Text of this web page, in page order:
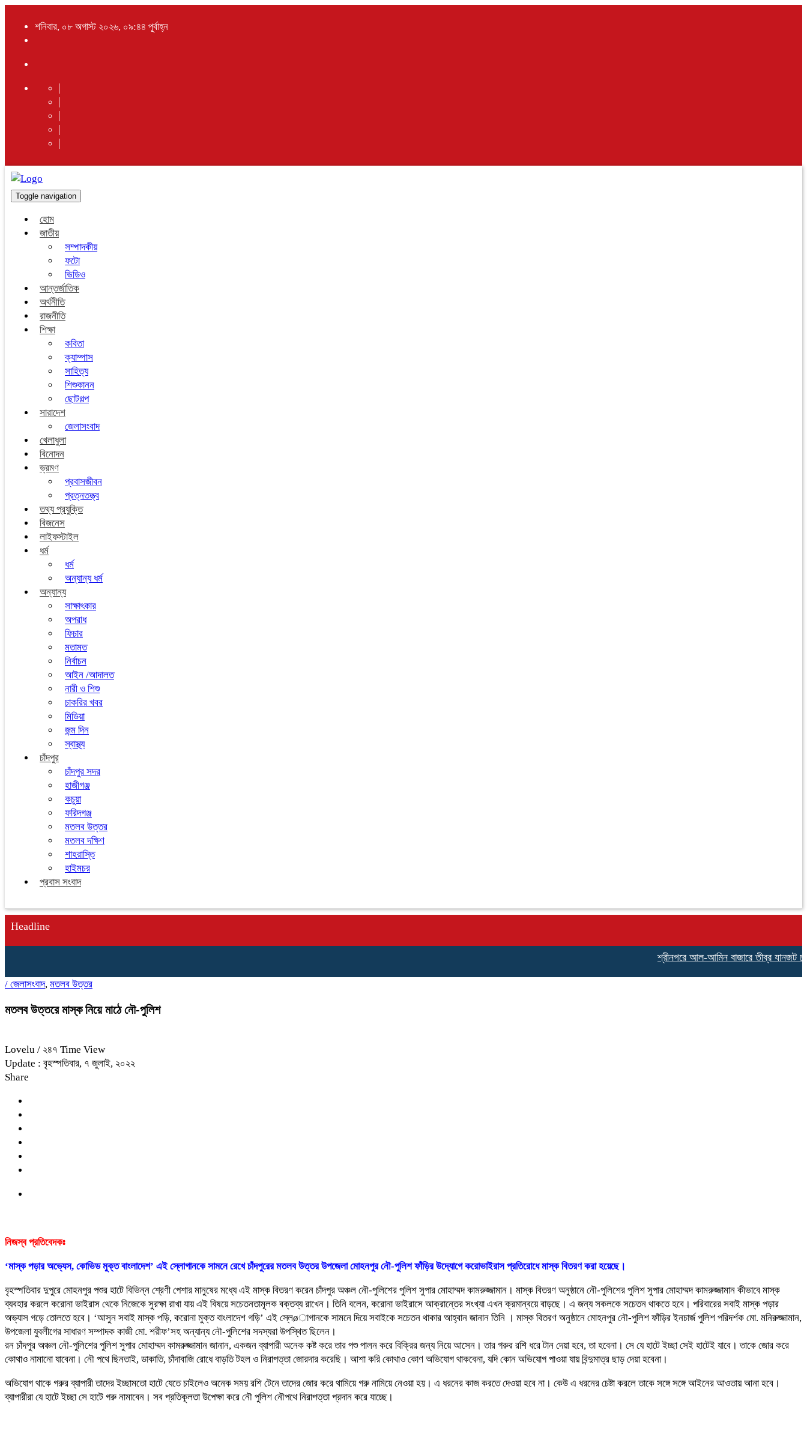
শনিবার, ০৮ অগাস্ট ২০২৬, ০৯:৪৪ পূর্বাহ্ন
Toggle navigation
হোম
জাতীয়
সম্পাদকীয়
ফটো
ভিডিও
আন্তর্জাতিক
অর্থনীতি
রাজনীতি
শিক্ষা
কবিতা
ক্যাম্পাস
সাহিত্য
শিশুকানন
ছোটগল্প
সারাদেশ
জেলাসংবাদ
খেলাধুলা
বিনোদন
ভ্রমণ
প্রবাসজীবন
প্রত্নতত্ত্ব
তথ্য প্রযুক্তি
বিজনেস
লাইফস্টাইল
ধর্ম
ধর্ম
অন্যান্য ধর্ম
অন্যান্য
সাক্ষাৎকার
অপরাধ
ফিচার
মতামত
নির্বাচন
আইন /আদালত
নারী ও শিশু
চাকরির খবর
মিডিয়া
জন্ম দিন
স্বাস্থ্য
চাঁদপুর
চাঁদপুর সদর
হাজীগঞ্জ
কচুয়া
ফরিদগঞ্জ
মতলব উত্তর
মতলব দক্ষিণ
শাহরাস্তি
হাইমচর
প্রবাস সংবাদ
Headline
শ্রীনগরে আল-আমিন বাজারে তীব্র যানজট চরম
/ জেলাসংবাদ, মতলব উত্তর
মতলব উত্তরে মাস্ক নিয়ে মাঠে নৌ-পুলিশ
Lovelu / ২৪৭ Time View
Update : বৃহস্পতিবার, ৭ জুলাই, ২০২২
Share
নিজস্ব প্রতিবেদকঃ
‘মাস্ক পড়ার অভ্যেস, কোভিড মুক্ত বাংলাদেশ’ এই স্লোগানকে সামনে রেখে চাঁদপুরের মতলব উত্তর উপজেলা মোহনপুর নৌ-পুলিশ ফাঁড়ির উদ্যোগে করোভাইরাস প্রতিরোধে মাস্ক বিতরণ করা হয়েছে।
বৃহস্পতিবার দুপুরে মোহনপুর পশুর হাটে বিভিন্ন শ্রেণী পেশার মানুষের মধ্যে এই মাস্ক বিতরণ করেন চাঁদপুর অঞ্চল নৌ-পুলিশের পুলিশ সুপার মোহাম্মদ কামরুজ্জামান। মাস্ক বিতরণ অনুষ্ঠানে নৌ-পুলিশের পুলিশ সুপার মোহাম্মদ কামরুজ্জামান কীভাবে মাস্ক
ব্যবহার করলে করোনা ভাইরাস থেকে নিজেকে সুরক্ষা রাখা যায় এই বিষয়ে সচেতনতামূলক বক্তব্য রাখেন। তিনি বলেন, করোনা ভাইরাসে আক্রান্তের সংখ্যা এখন ক্রমান্বয়ে বাড়ছে। এ জন্য সকলকে সচেতন থাকতে হবে। পরিবারের সবাই মাস্ক পড়ার
অভ্যাস গড়ে তোলতে হবে। ‘আসুন সবাই মাস্ক পড়ি, করোনা মুক্ত বাংলাদেশ গড়ি’ এই স্লেøাগানকে সামনে দিয়ে সবাইকে সচেতন থাকার আহ্বান জানান তিনি । মাস্ক বিতরণ অনুষ্ঠানে মোহনপুর নৌ-পুলিশ ফাঁড়ির ইনচার্জ পুলিশ পরিদর্শক মো. মনিরুজ্জামান,
উপজেলা যুবলীগের সাধারণ সম্পাদক কাজী মো. শরীফ’সহ অন্যান্য নৌ-পুলিশের সদস্যরা উপস্থিত ছিলেন।
রন চাঁদপুর অঞ্চল নৌ-পুলিশের পুলিশ সুপার মোহাম্মদ কামরুজ্জামান জানান, একজন ব্যাপারী অনেক কষ্ট করে তার পশু পালন করে বিক্রির জন্য নিয়ে আসেন। তার গরুর রশি ধরে টান দেয়া হবে, তা হবেনা। সে যে হাটে ইচ্ছা সেই হাটেই যাবে। তাকে জোর করে
কোথাও নামানো যাবেনা। নৌ পথে ছিনতাই, ডাকাতি, চাঁদাবাজি রোধে বাড়তি টহল ও নিরাপত্তা জোরদার করেছি। আশা করি কোথাও কোণ অভিযোগ থাকবেনা, যদি কোন অভিযোগ পাওয়া যায় বিন্দুমাত্র ছাড় দেয়া হবেনা।
অভিযোগ থাকে গরুর ব্যাপারী তাদের ইচ্ছামতো হাটে যেতে চাইলেও অনেক সময় রশি টেনে তাদের জোর করে থামিয়ে গরু নামিয়ে নেওয়া হয়। এ ধরনের কাজ করতে দেওয়া হবে না। কেউ এ ধরনের চেষ্টা করলে তাকে সঙ্গে সঙ্গে আইনের আওতায় আনা হবে।
ব্যাপারীরা যে হাটে ইচ্ছা সে হাটে গরু নামাবেন। সব প্রতিকূলতা উপেক্ষা করে নৌ পুলিশ নৌপথে নিরাপত্তা প্রদান করে যাচ্ছে।